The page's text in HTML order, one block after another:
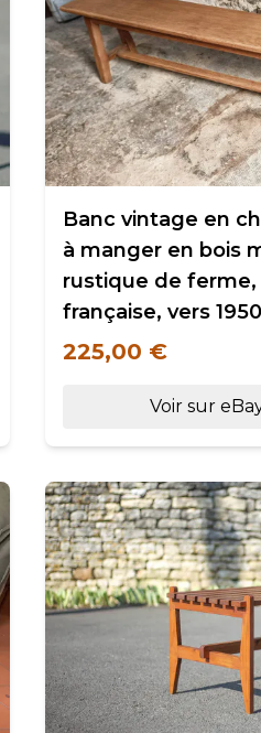
Banc vintage en
à manger en bois
rustique de
française, vers
225,00 €
Voir sur